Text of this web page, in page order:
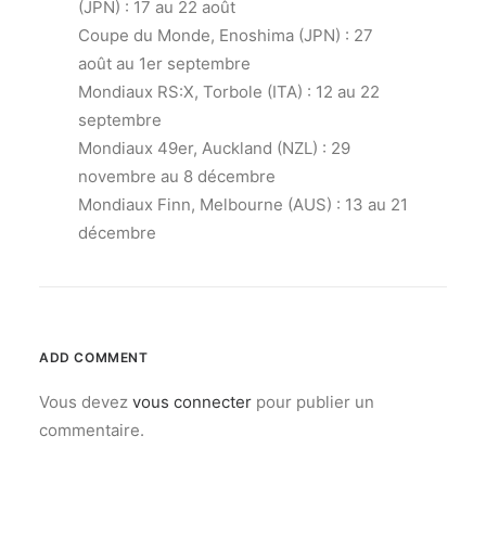
(JPN) : 17 au 22 août
Coupe du Monde, Enoshima (JPN) : 27
août au 1er septembre
Mondiaux RS:X, Torbole (ITA) : 12 au 22
septembre
Mondiaux 49er, Auckland (NZL) : 29
novembre au 8 décembre
Mondiaux Finn, Melbourne (AUS) : 13 au 21
décembre
ADD COMMENT
Vous devez vous connecter pour publier un
commentaire.